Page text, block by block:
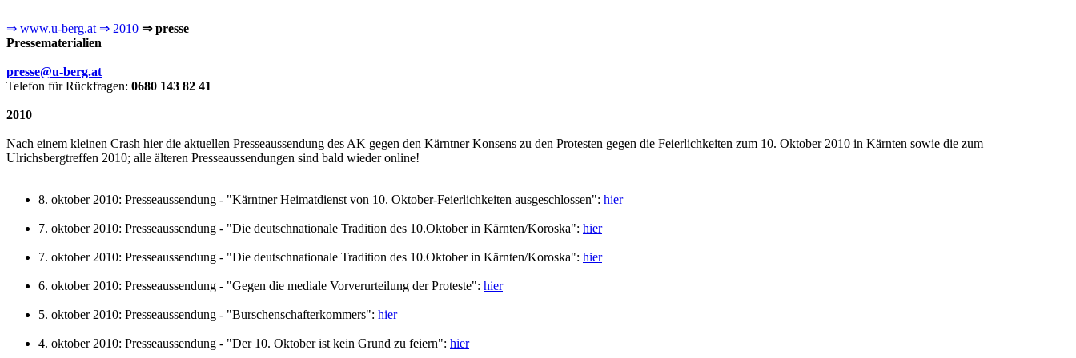
⇒ www.u-berg.at ⇒ 2010 ⇒ presse
Pressematerialien
presse@u-berg.at
Telefon für Rückfragen: 0680 143 82 41
2010
Nach einem kleinen Crash hier die aktuellen Presseaussendung des AK gegen den Kärntner Konsens zu den Protesten gegen die Feierlichkeiten zum 10. Oktober 2010 in Kärnten sowie die zum
Ulrichsbergtreffen 2010; alle älteren Presseaussendungen sind bald wieder online!
8. oktober 2010: Presseaussendung - "Kärntner Heimatdienst von 10. Oktober-Feierlichkeiten ausgeschlossen": hier
7. oktober 2010: Presseaussendung - "Die deutschnationale Tradition des 10.Oktober in Kärnten/Koroska": hier
7. oktober 2010: Presseaussendung - "Die deutschnationale Tradition des 10.Oktober in Kärnten/Koroska": hier
6. oktober 2010: Presseaussendung - "Gegen die mediale Vorverurteilung der Proteste": hier
5. oktober 2010: Presseaussendung - "Burschenschafterkommers": hier
4. oktober 2010: Presseaussendung - "Der 10. Oktober ist kein Grund zu feiern": hier